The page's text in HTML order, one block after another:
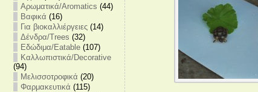
Αρωματικά/Aromatics (44)
Βαφικά (16)
Για βιοκαλλιέργειες(14)
Δένδρα/Trees (32)
Εδώδιμα/Eatable(107)
Καλλωπιστικά/Decorative
(94)
Μελισσοτροφικά (20)
Φαρμακευτικά (115)